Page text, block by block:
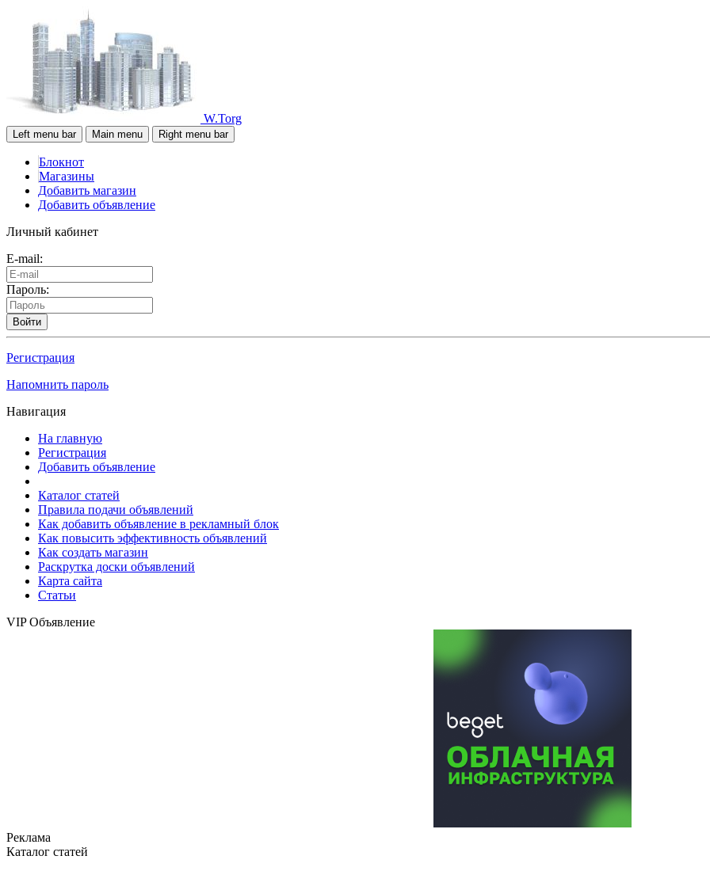
W.Torg
Left menu bar Main menu Right menu bar
Блокнот
Магазины
Добавить магазин
Добавить объявление
Личный кабинет
E-mail:
Пароль:
Войти
Регистрация
Напомнить пароль
Навигация
На главную
Регистрация
Добавить объявление
Каталог статей
Правила подачи объявлений
Как добавить объявление в рекламный блок
Как повысить эффективность объявлений
Как создать магазин
Раскрутка доски объявлений
Карта сайта
Статьи
VIP Объявление
Реклама
Каталог статей